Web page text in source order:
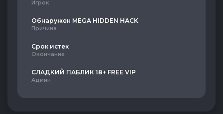
Игрок
Обнаружен MEGA HIDDEN HACK
Причина
Срок истек
Окончание
СЛАДКИЙ ПАБЛИК 18+ FREE VIP
Админ